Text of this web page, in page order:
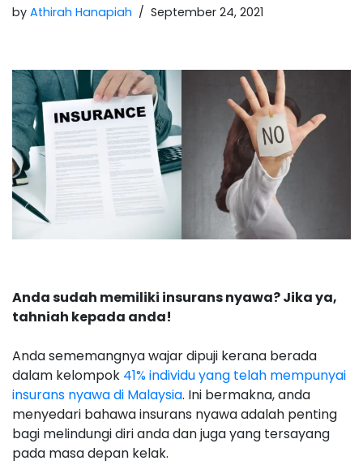
by Athirah Hanapiah September 24, 2021
Anda sudah memiliki insurans nyawa? Jika ya,
tahniah kepada anda!
Anda sememangnya wajar dipuji kerana berada
dalam kelompok 41% individu yang telah mempunyai
insurans nyawa di Malaysia. Ini bermakna, anda
menyedari bahawa insurans nyawa adalah penting
bagi melindungi diri anda dan juga yang tersayang
pada masa depan kelak.